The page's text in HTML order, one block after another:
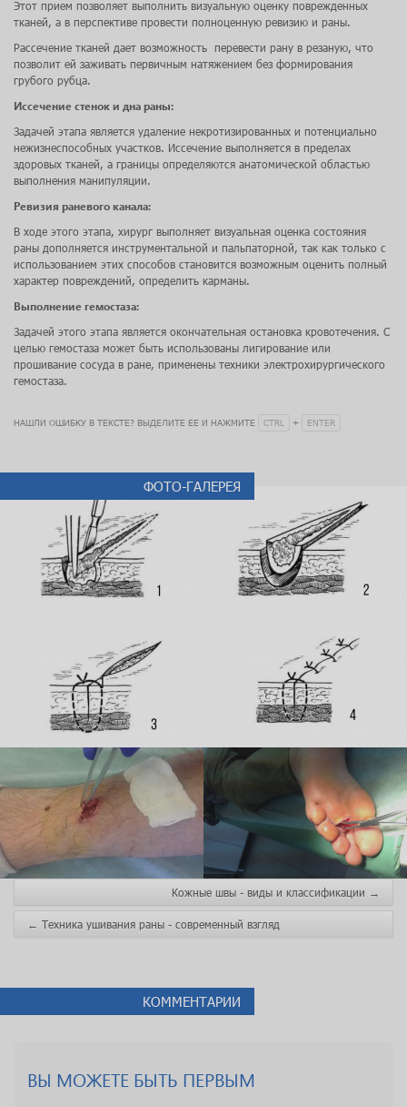
Этот прием позволяет выполнить визуальную оценку поврежденных
тканей, а в перспективе провести полноценную ревизию и раны.
Рассечение тканей дает возможность перевести рану в резаную, что
позволит ей заживать первичным натяжением без формирования
грубого рубца.
Иссечение стенок и дна раны:
Задачей этапа является удаление некротизированных и потенциально
нежизнеспособных участков. Иссечение выполняется в пределах
здоровых тканей, а границы определяются анатомической областью
выполнения манипуляции.
Ревизия раневого канала:
В ходе этого этапа, хирург выполняет визуальная оценка состояния
раны дополняется инструментальной и пальпаторной, так как только с
использованием этих способов становится возможным оценить полный
характер повреждений, определить карманы.
Выполнение гемостаза:
Задачей этого этапа является окончательная остановка кровотечения. С
целью гемостаза может быть использованы лигирование или
прошивание сосуда в ране, применены техники электрохирургического
гемостаза.
НАШЛИ ОШИБКУ В ТЕКСТЕ? ВЫДЕЛИТЕ ЕЕ И НАЖМИТЕ CTRL + ENTER
ФОТО-ГАЛЕРЕЯ
Кожные швы - виды и классификации →
← Техника ушивания раны - современный взгляд
КОММЕНТАРИИ
ВЫ МОЖЕТЕ БЫТЬ ПЕРВЫМ